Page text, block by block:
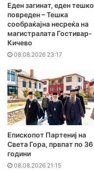
Еден загинат, еден тешко
повреден – Тешка
сообраќајна несреќа на
магистралата Гостивар-
Кичево
08.08.2026 23:17
Епископот Партениј на
Света Гора, првпат по 36
години
08.08.2026 21:15